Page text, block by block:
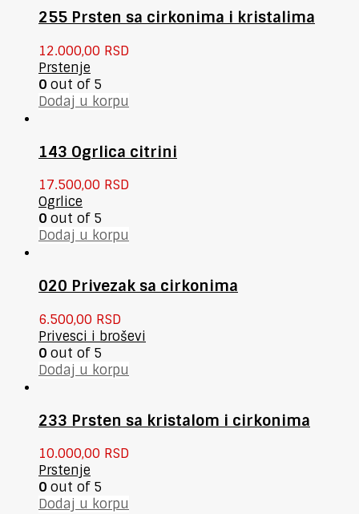
255 Prsten sa cirkonima i kristalima
12.000,00 RSD
Prstenje
0 out of 5
Dodaj u korpu
143 Ogrlica citrini
17.500,00 RSD
Ogrlice
0 out of 5
Dodaj u korpu
020 Privezak sa cirkonima
6.500,00 RSD
Privesci i broševi
0 out of 5
Dodaj u korpu
233 Prsten sa kristalom i cirkonima
10.000,00 RSD
Prstenje
0 out of 5
Dodaj u korpu